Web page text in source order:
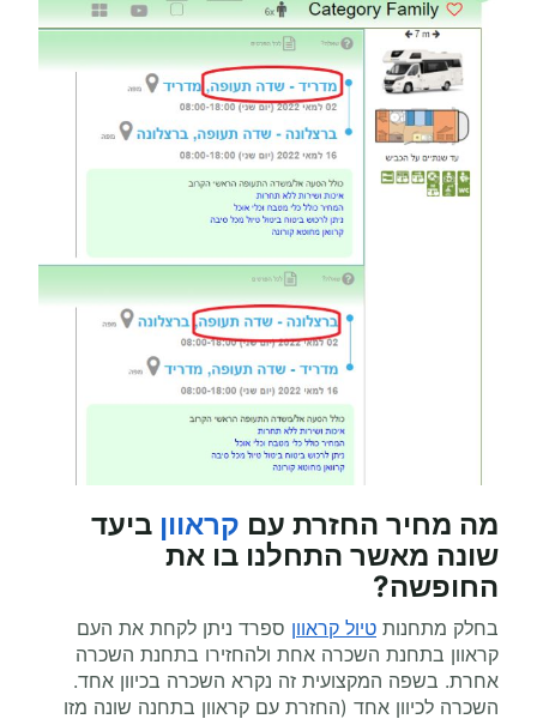
מה מחיר החזרת עם קראוון ביעד
שונה מאשר התחלנו בו את
החופשה?
בחלק מתחנות טיול קראוון ספרד ניתן לקחת את העם
קראוון בתחנת השכרה אחת ולהחזירו בתחנת השכרה
אחרת. בשפה המקצועית זה נקרא השכרה בכיוון אחד.
השכרה לכיוון אחד (החזרת עם קראוון בתחנה שונה מזו